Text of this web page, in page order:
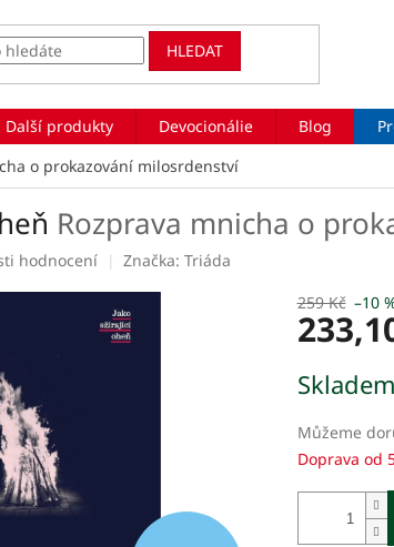
HLEDAT
Další produkty Devocionálie Blog
o prokazování milosrdenství
Rozprava mnicha o
hodnocení Značka: Triáda
259 Kč –10
cena:
Skladem
Můžeme
Doprava od